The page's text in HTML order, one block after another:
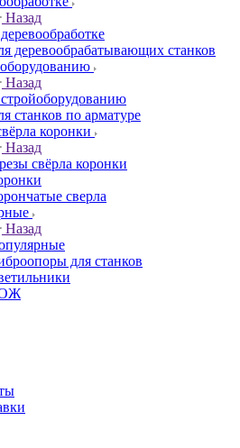
Назад
деревообрабатывающих станков
Назад
станков по арматуре
коронки
Назад
свёрла коронки
сверла
Назад
для станков